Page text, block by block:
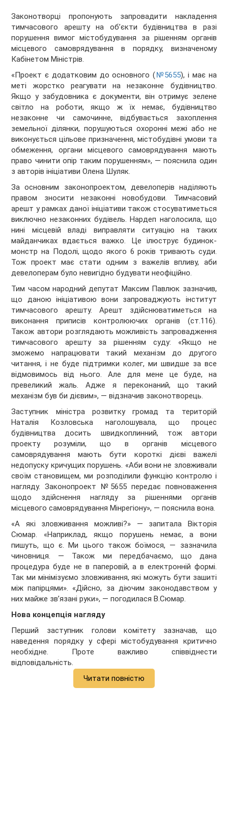
Законотворці пропонують запровадити накладення
тимчасового арешту на об’єкти будівництва в разі
порушення вимог містобудування за рішенням органів
місцевого самоврядування в порядку, визначеному
Кабінетом Міністрів.
«Проект є додатковим до основного (№5655), і має на
меті жорстко реагувати на незаконне будівництво.
Якщо у забудовника є документи, він отримує зелене
світло на роботи, якщо ж їх немає, будівництво
незаконне чи самочинне, відбувається захоплення
земельної ділянки, порушуються охоронні межі або не
виконується цільове призначення, містобудівні умови та
обмеження, органи місцевого самоврядування мають
право чинити опір таким порушенням», — пояснила один
з авторів ініціативи Олена Шуляк.
За основним законопроектом, девелоперів наділяють
правом зносити незаконні новобудови. Тимчасовий
арешт у рамках даної ініціативи також стосуватиметься
виключно незаконних будівель. Нардеп наголосила, що
нині місцевій владі виправляти ситуацію на таких
майданчиках вдається важко. Це ілюструє будинок-
монстр на Подолі, щодо якого 6 років тривають суди.
Тож проект має стати одним з важелів впливу, аби
девелоперам було невигідно будувати неофіційно.
Тим часом народний депутат Максим Павлюк зазначив,
що даною ініціативою вони запроваджують інститут
тимчасового арешту. Арешт здійснюватиметься на
виконання приписів контролюючих органів (ст.116).
Також автори розглядають можливість запровадження
тимчасового арешту за рішенням суду: «Якщо не
зможемо напрацювати такий механізм до другого
читання, і не буде підтримки колег, ми швидше за все
відмовимось від нього. Але для мене це буде, на
превеликий жаль. Адже я переконаний, що такий
механізм був би дієвим», — відзначив законотворець.
Заступник міністра розвитку громад та територій
Наталія Козловська наголошувала, що процес
будівництва досить швидкоплинний, тож автори
проекту розуміли, що в органів місцевого
самоврядування мають бути короткі дієві важелі
недопуску кричущих порушень. «Аби вони не зловживали
своїм становищем, ми розподілили функцію контролю і
нагляду. Законопроект №5655 передає повноваження
щодо здійснення нагляду за рішеннями органів
місцевого самоврядування Мінрегіону», — пояснила вона.
«А які зловживання можливі?» — запитала Вікторія
Сюмар. «Наприклад, якщо порушень немає, а вони
пишуть, що є. Ми цього також боїмося, — зазначила
чиновниця. — Також ми передбачаємо, що дана
процедура буде не в паперовій, а в електронній формі.
Так ми мінімізуємо зловживання, які можуть бути зашиті
між папірцями». «Дійсно, за діючим законодавством у
них майже зв’язані руки», — погодилася В.Сюмар.
Нова концепція нагляду
Перший заступник голови комітету зазначав, що
наведення порядку у сфері містобудування критично
необхідне. Проте важливо співвіднести
відповідальність.
Читати повністю